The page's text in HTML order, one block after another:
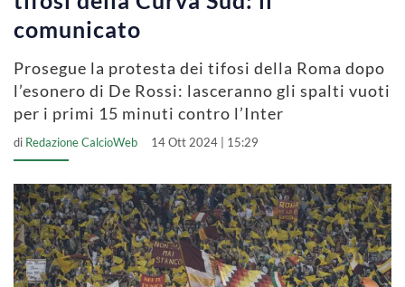
comunicato
Prosegue la protesta dei tifosi della Roma dopo
l’esonero di De Rossi: lasceranno gli spalti vuoti
per i primi 15 minuti contro l’Inter
di Redazione CalcioWeb 14 Ott 2024 | 15:29